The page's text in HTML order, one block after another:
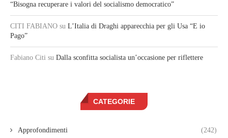
“Bisogna recuperare i valori del socialismo democratico”
CITI FABIANO su L’Italia di Draghi apparecchia per gli Usa “E io
Pago”
Fabiano Citi su Dalla sconfitta socialista un’occasione per riflettere
CATEGORIE
Approfondimenti (242)